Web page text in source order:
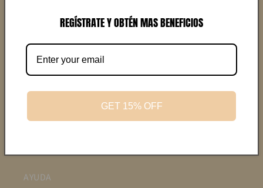
TENDENCIAS
NUEVO 2026
CAMEL
RANCHO
CORRIDA
CHARREADA
AYUDA
REGÍSTRATE Y OBTÉN MAS BENEFICIOS
GET 15% OFF